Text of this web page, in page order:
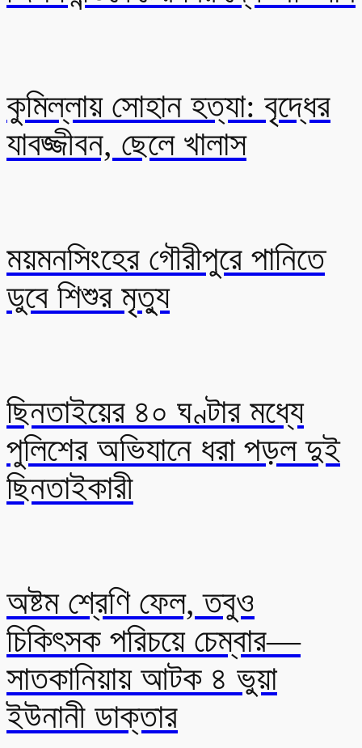
কুমিল্লায় সোহান হত্যা: বৃদ্ধের
যাবজ্জীবন, ছেলে খালাস
ময়মনসিংহের গৌরীপুরে পানিতে
ডুবে শিশুর মৃত্যু
ছিনতাইয়ের ৪০ ঘণ্টার মধ্যে
পুলিশের অভিযানে ধরা পড়ল দুই
ছিনতাইকারী
অষ্টম শ্রেণি ফেল, তবুও
চিকিৎসক পরিচয়ে চেম্বার—
সাতকানিয়ায় আটক ৪ ভুয়া
ইউনানী ডাক্তার